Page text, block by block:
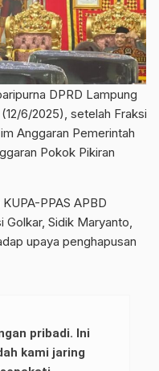
DPRD Lampung
6/2025), setelah Fraksi
Anggaran Pemerintah
Pokok Pikiran
PPAS APBD
Golkar, Sidik Maryanto,
upaya penghapusan
pribadi. Ini
kami jaring